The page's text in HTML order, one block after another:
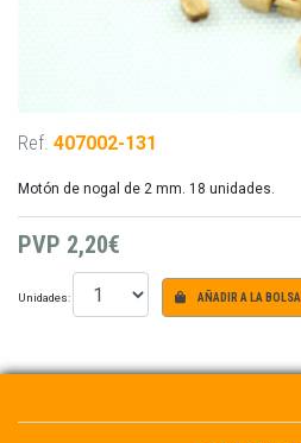
Ref. 407002-131
Motón de nogal de 2 mm. 18 unidades.
PVP 2,20€
Unidades: AÑADIR A LA BOLSA